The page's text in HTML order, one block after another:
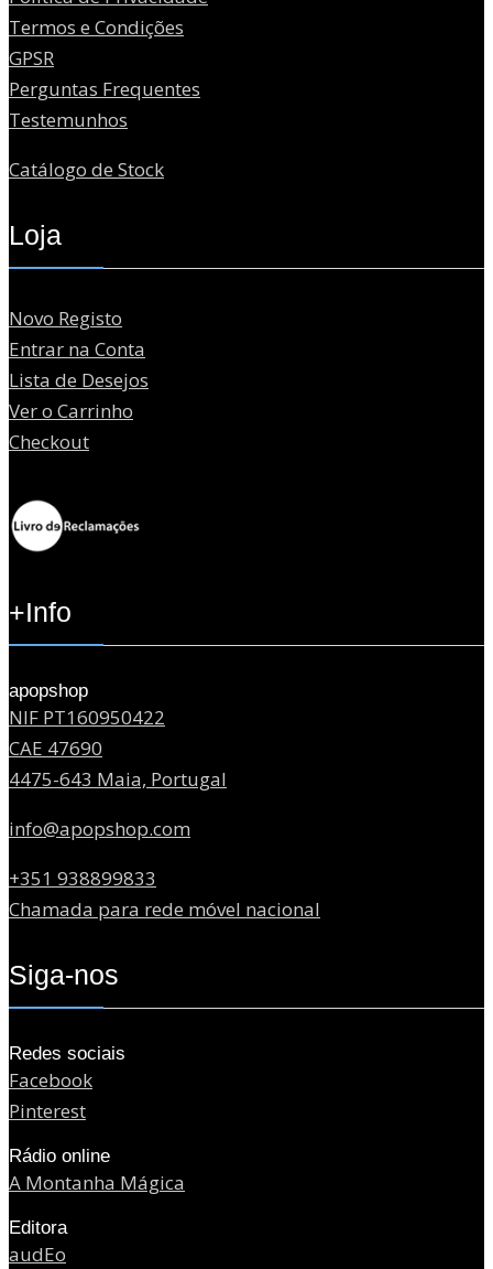
Termos e Condições
GPSR
Perguntas Frequentes
Testemunhos
Catálogo de Stock
Loja
Novo Registo
Entrar na Conta
Lista de Desejos
Ver o Carrinho
Checkout
+Info
apopshop
NIF PT160950422
CAE 47690
4475-643 Maia, Portugal
info@apopshop.com
+351 938899833
Chamada para rede móvel nacional
Siga-nos
Redes sociais
Facebook
Pinterest
Rádio online
A Montanha Mágica
Editora
audEo